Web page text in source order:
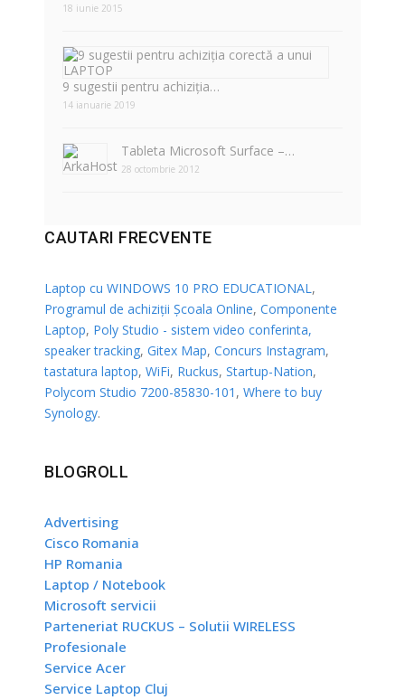
18 iunie 2015
9 sugestii pentru achiziția…
14 ianuarie 2019
Tableta Microsoft Surface –…
28 octombrie 2012
CAUTARI FRECVENTE
Laptop cu WINDOWS 10 PRO EDUCATIONAL,
Programul de achiziții Școala Online, Componente
Laptop, Poly Studio - sistem video conferinta,
speaker tracking, Gitex Map, Concurs Instagram,
tastatura laptop, WiFi, Ruckus, Startup-Nation,
Polycom Studio 7200-85830-101 , Where to buy
Synology.
BLOGROLL
Advertising
Cisco Romania
HP Romania
Laptop / Notebook
Microsoft servicii
Parteneriat RUCKUS – Solutii WIRELESS
Profesionale
Service Acer
Service Laptop Cluj